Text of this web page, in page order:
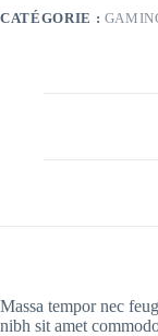
CATÉGORIE :
Massa tempor nec
nibh sit amet